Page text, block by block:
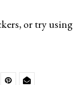
or try using